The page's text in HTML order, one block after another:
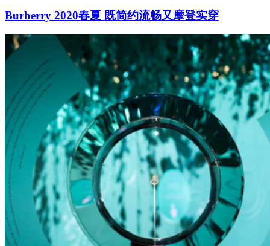
Burberry 2020春夏 既简约流畅又摩登实穿